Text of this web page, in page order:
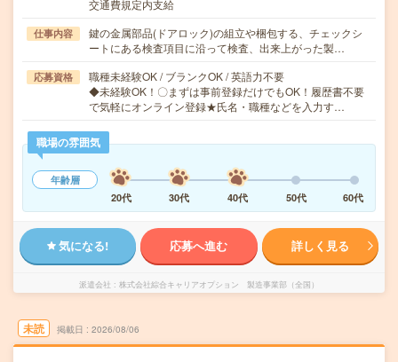
交通費規定内支給
仕事内容
鍵の金属部品(ドアロック)の組立や梱包する、チェックシ
ートにある検査項目に沿って検査、出来上がった製…
応募資格
職種未経験OK / ブランクOK / 英語力不要
◆未経験OK！〇まずは事前登録だけでもOK！履歴書不要
で気軽にオンライン登録★氏名・職種などを入力す…
職場の雰囲気
年齢層
20代
30代 40代 50代 60代
気になる! 応募へ進む 詳しく見る
派遣会社 株式会社綜合キャリアオプション 製造事業部（全国）
未読 掲載日 2026/08/06